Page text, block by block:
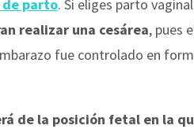
de parto. Si eliges parto
realizar una cesárea, pues
fue controlado en
de la posición fetal en la